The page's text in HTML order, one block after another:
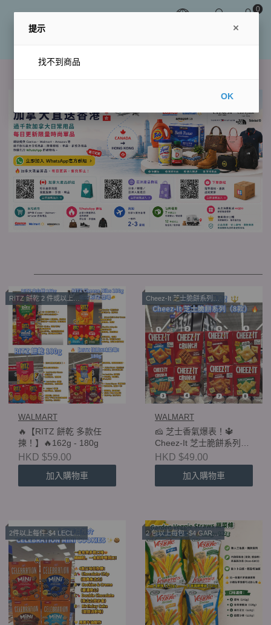
0
RITZ 餅乾 2 件或以上優惠
WALMART
🔥【RITZ 餅乾 多款任
揀！】🔥162g - 180g
HKD $59.00
加入購物車
Cheez-It 芝士脆餅系列 優惠 and RITZ 餅乾 多款任揀
WALMART
🧀 芝士香氣爆表！🔱
Cheez-It 芝士脆餅系列
（8款）🔥
HKD $49.00
加入購物車
2件以上每件-$4 LECLERC CELEBRATION 迷你曲奇 200g 2 包以上每包 -$4 GARDEN VEGGIE STRAWS
提示
找不到商品
OK